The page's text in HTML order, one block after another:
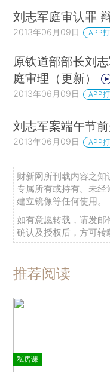
刘志军庭审认罪
2013年06月09日 APP
原铁道部部长刘
庭审理（更新）
2013年06月09日 APP
刘志军案端午节
2013年06月09日 APP
财新网所刊载内容之
专属所有或持有。未经
建立镜像等任何使用。
如有意愿转载，请发邮
确认及授权后，方可转
推荐阅读
私房课